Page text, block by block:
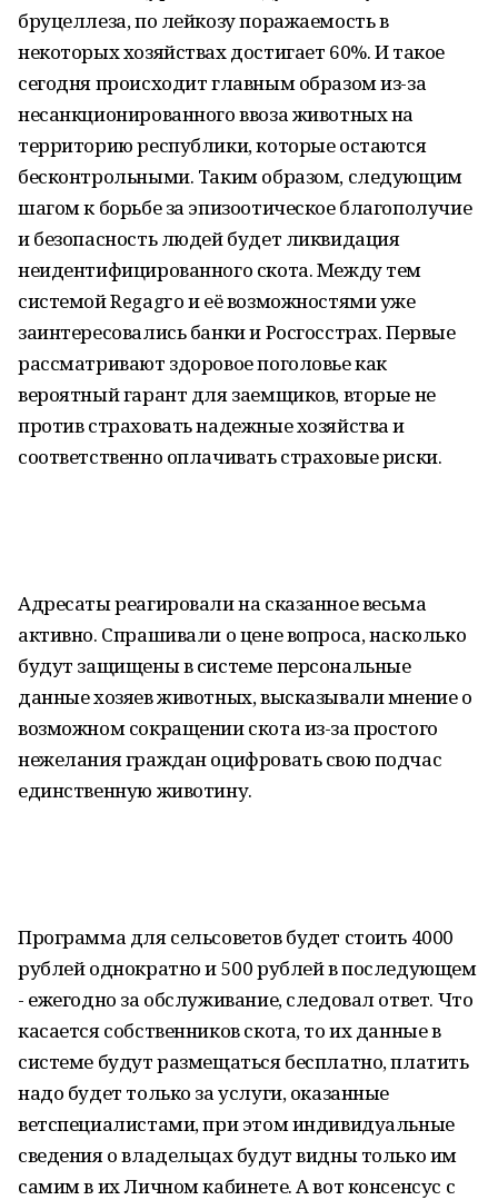
бруцеллеза, по лейкозу поражаемость в
некоторых хозяйствах достигает 60%. И такое
сегодня происходит главным образом из-за
несанкционированного ввоза животных на
территорию республики, которые остаются
бесконтрольными. Таким образом, следующим
шагом к борьбе за эпизоотическое благополучие
и безопасность людей будет ликвидация
неидентифицированного скота. Между тем
системой Regagro и её возможностями уже
заинтересовались банки и Росгосстрах. Первые
рассматривают здоровое поголовье как
вероятный гарант для заемщиков, вторые не
против страховать надежные хозяйства и
соответственно оплачивать страховые риски.
Адресаты реагировали на сказанное весьма
активно. Спрашивали о цене вопроса, насколько
будут защищены в системе персональные
данные хозяев животных, высказывали мнение о
возможном сокращении скота из-за простого
нежелания граждан оцифровать свою подчас
единственную животину.
Программа для сельсоветов будет стоить 4000
рублей однократно и 500 рублей в последующем
- ежегодно за обслуживание, следовал ответ. Что
касается собственников скота, то их данные в
системе будут размещаться бесплатно, платить
надо будет только за услуги, оказанные
ветспециалистами, при этом индивидуальные
сведения о владельцах будут видны только им
самим в их Личном кабинете. А вот консенсус с